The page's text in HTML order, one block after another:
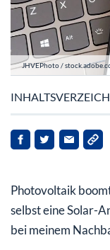
JHVEPhoto /
Platz 3: First
Platz 1:
Photovoltaik
selbst eine Solar-
bei meinem